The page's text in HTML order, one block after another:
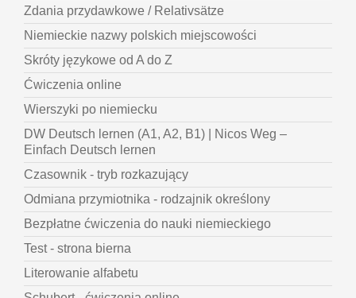
Zdania przydawkowe / Relativsätze
Niemieckie nazwy polskich miejscowości
Skróty językowe od A do Z
Ćwiczenia online
Wierszyki po niemiecku
DW Deutsch lernen (A1, A2, B1) | Nicos Weg –
Einfach Deutsch lernen
Czasownik - tryb rozkazujący
Odmiana przymiotnika - rodzajnik określony
Bezpłatne ćwiczenia do nauki niemieckiego
Test - strona bierna
Literowanie alfabetu